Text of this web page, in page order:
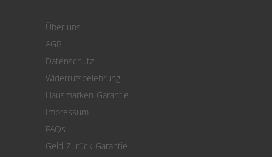
Cookie Einstellungen
Über uns
AGB
Datenschutz
Widerrufsbelehrung
Hausmarken-Garantie
Impressum
FAQs
Geld-Zurück-Garantie